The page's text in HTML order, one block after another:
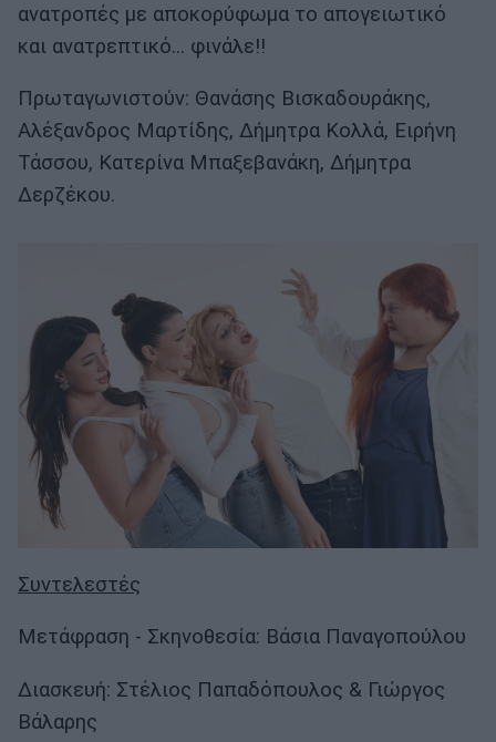
ανατροπές με αποκορύφωμα το απογειωτικό
και ανατρεπτικό… φινάλε!!
Πρωταγωνιστούν: Θανάσης Βισκαδουράκης,
Αλέξανδρος Μαρτίδης, Δήμητρα Κολλά, Ειρήνη
Τάσσου, Κατερίνα Μπαξεβανάκη, Δήμητρα
Δερζέκου.
Συντελεστές
Μετάφραση - Σκηνοθεσία: Βάσια Παναγοπούλου
Διασκευή: Στέλιος Παπαδόπουλος & Γιώργος
Βάλαρης